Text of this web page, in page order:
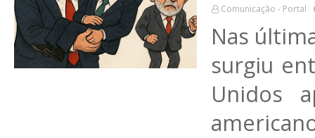
Comunicação - Portal
Nas
surgiu
Unidos